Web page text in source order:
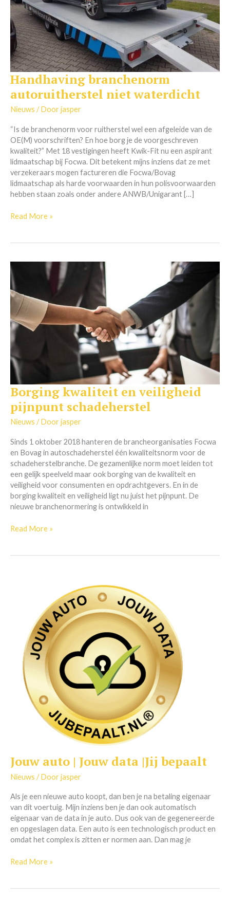
Handhaving branchenorm
autoruitherstel niet waterdicht
Nieuws / Doorjasper
“Is de branchenorm voor ruitherstel wel een afgeleide van de
OE(M) voorschriften? En hoe borg je de voorgeschreven
kwaliteit?” Met 18 vestigingen heeft Kwik-Fit nu een aspirant
lidmaatschap bij Focwa. Dit betekent mijns inziens dat ze met
verzekeraars mogen factureren die Focwa/Bovag
lidmaatschap als harde voorwaarden in hun polisvoorwaarden
hebben staan zoals onder andere ANWB/Unigarant […]
Handhaving
branchenorm
autoruitherstel
niet
Read More »
Borging kwaliteit en veiligheid
pijnpunt schadeherstel
Nieuws / Doorjasper
Sinds 1 oktober 2018 hanteren de brancheorganisaties Focwa
en Bovag in autoschadeherstel één kwaliteitsnorm voor de
schadeherstelbranche. De gezamenlijke norm moet leiden tot
een gelijk speelveld maar ook borging van de kwaliteit en
veiligheid voor consumenten en opdrachtgevers. En in de
borging kwaliteit en veiligheid ligt nu juist het pijnpunt. De
nieuwe branchenormering is ontwikkeld in
Borging
kwaliteit
en
veiligheid
schadeherstel
Read More »
Jouw auto | Jouw data |Jij bepaalt
Nieuws / Doorjasper
Als je een nieuwe auto koopt, dan ben je na betaling eigenaar
van dit voertuig. Mijn inziens ben je dan ook automatisch
eigenaar van de data in je auto. Dus ook van de gegenereerde
en opgeslagen data. Een auto is een technologisch product en
omdat het complex is zitten er normen aan. Dan mag je
Jouw
auto
|
data
|Jij
bepaalt
Read More »